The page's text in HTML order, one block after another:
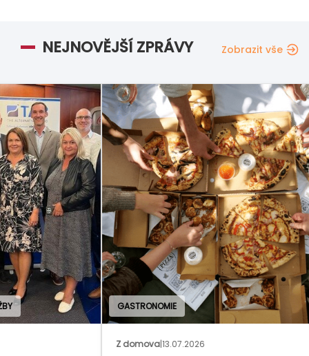
NEJNOVĚJŠÍ ZPRÁVY Zobrazit vše
GASTRONOMIE
13.07.2026